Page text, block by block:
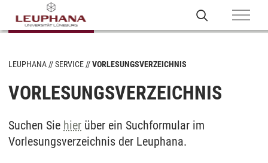
LEUPHANA SERVICE VORLESUNGSVERZEICHNIS
VORLESUNGSVERZEICHNIS
Suchen Sie hier über ein Suchformular im
Vorlesungsverzeichnis der Leuphana.